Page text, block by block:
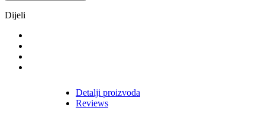
Dijeli
Detalji proizvoda
Reviews